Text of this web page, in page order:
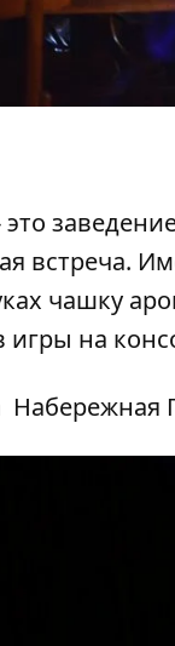
встреча.
чашку
игры на
Набережная